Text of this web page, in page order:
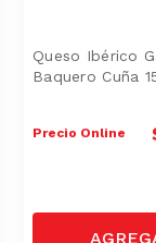
Queso Ibérico
Baquero Cuña
Precio Online